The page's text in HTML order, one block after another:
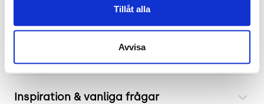
Tillåt alla
Avvisa
Inspiration & vanliga frågar